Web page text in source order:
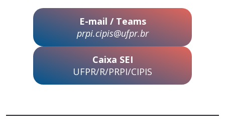
E-mail / Teams
prpi.cipis@ufpr.br
Caixa SEI
UFPR/R/PRPI/CIPIS